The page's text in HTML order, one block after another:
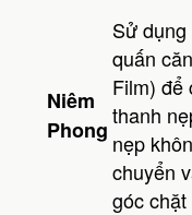
Niêm
Phong
Sử dụng
quấn
Film) để
thanh
nẹp
chuyển
góc chặt